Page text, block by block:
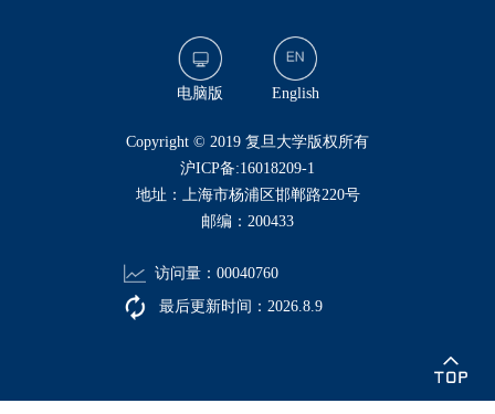
电脑版 English
​Copyright © 2019 复旦大学版权所有
沪ICP备:16018209-1
地址：上海市杨浦区邯郸路220号
邮编：200433
访问量： 00040760
最后更新时间： 2026 8 9